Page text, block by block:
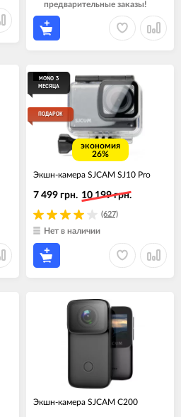
предварительные заказы!
MONO 3
МЕСЯЦА
ПОДАРОК
экономия
26%
Экшн-камера SJCAM SJ10 Pro
(627)
7 499 грн. 10 199 грн.
Нет в наличии
Экшн-камера SJCAM C200